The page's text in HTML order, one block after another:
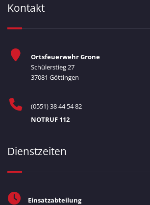
Kontakt
Ortsfeuerwehr Grone
Schülerstieg 27
37081 Göttingen
(0551) 38 44 54 82
NOTRUF 112
Dienstzeiten
Einsatzabteilung